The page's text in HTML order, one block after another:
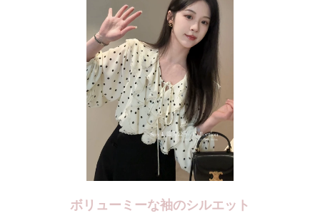
ボリューミーな袖のシルエット